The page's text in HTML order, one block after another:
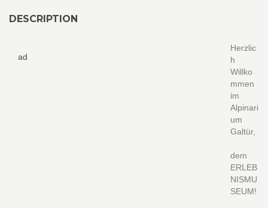
DESCRIPTION
ad
Herzlic
h
Willko
mmen
im
Alpinari
um
Galtür,
dem
ERLEB
NISMU
SEUM!